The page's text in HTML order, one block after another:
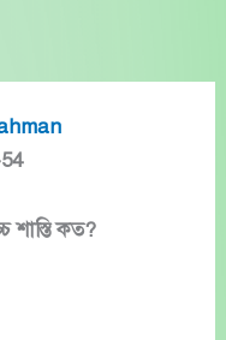
শাস্তি কত?